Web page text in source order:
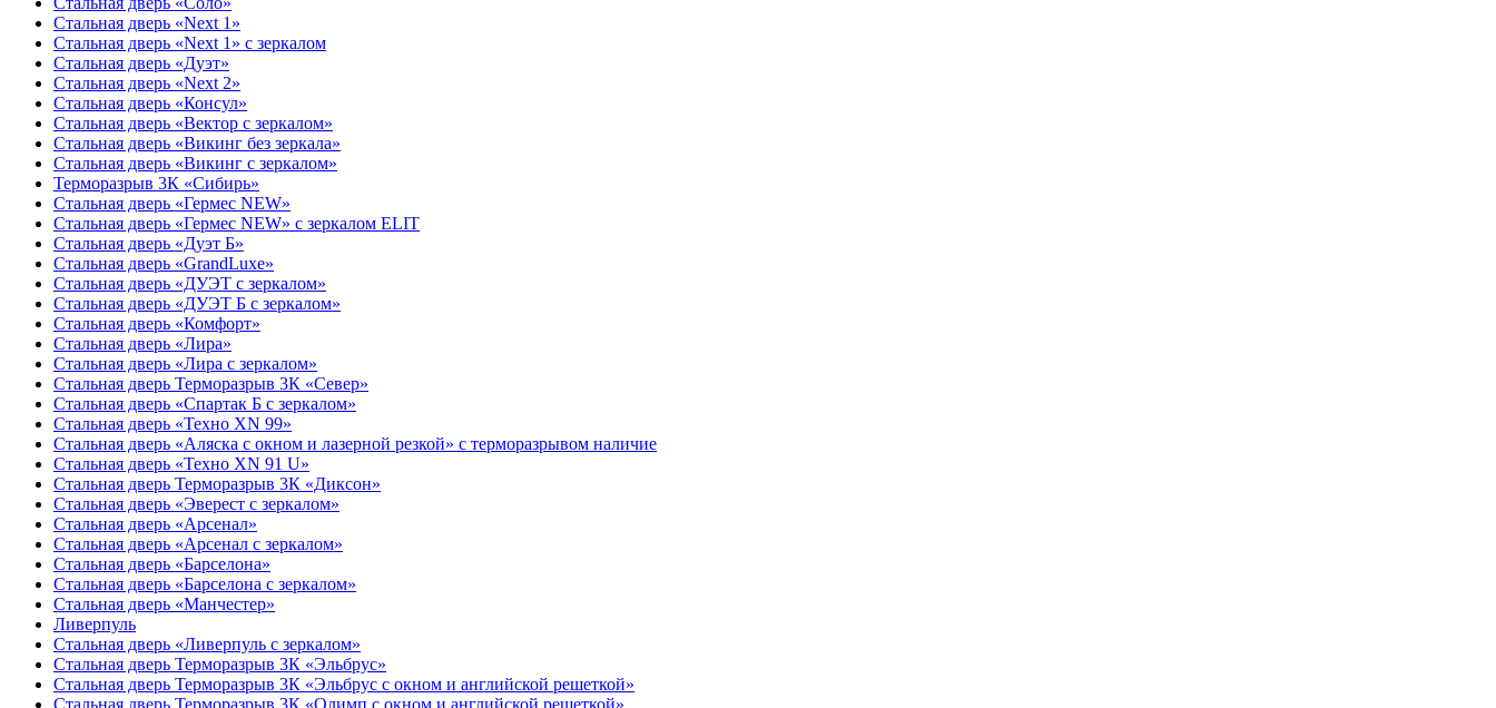
Стальная дверь «Next 1»
Стальная дверь «Next 1» с зеркалом
Стальная дверь «Дуэт»
Стальная дверь «Next 2»
Стальная дверь «Консул»
Стальная дверь «Вектор с зеркалом»
Стальная дверь «Викинг без зеркала»
Стальная дверь «Викинг c зеркалом»
Терморазрыв 3К «Сибирь»
Стальная дверь «Гермес NEW»
Стальная дверь «Гермес NEW» с зеркалом ELIT
Стальная дверь «Дуэт Б»
Стальная дверь «GrandLuxe»
Стальная дверь «ДУЭТ с зеркалом»
Стальная дверь «ДУЭТ Б с зеркалом»
Стальная дверь «Комфорт»
Стальная дверь «Лира»
Стальная дверь «Лира с зеркалом»
Стальная дверь Терморазрыв 3К «Север»
Стальная дверь «Спартак Б с зеркалом»
Стальная дверь «Техно XN 99»
Стальная дверь «Аляска с окном и лазерной резкой» с терморазрывом наличие
Стальная дверь «Техно XN 91 U»
Стальная дверь Терморазрыв 3К «Диксон»
Стальная дверь «Эверест с зеркалом»
Стальная дверь «Арсенал»
Стальная дверь «Арсенал с зеркалом»
Стальная дверь «Барселона»
Стальная дверь «Барселона с зеркалом»
Стальная дверь «Манчестер»
Ливерпуль
Стальная дверь «Ливерпуль с зеркалом»
Стальная дверь Терморазрыв 3К «Эльбрус»
Стальная дверь Терморазрыв 3К «Эльбрус с окном и английской решеткой»